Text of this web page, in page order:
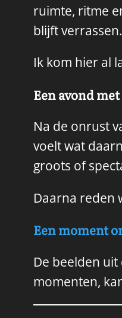
ruimte, ritme
blijft
Ik kom hier al
Een avond
Na de onrust
voelt wat
groots of
Daarna reden
Een moment
De beelden
momenten,